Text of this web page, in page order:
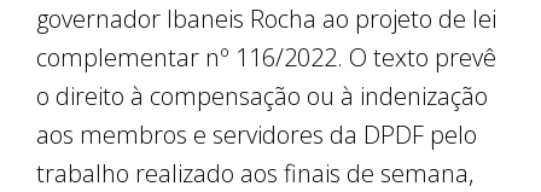
governador Ibaneis Rocha ao projeto de lei
complementar nº 116/2022. O texto prevê
o direito à compensação ou à indenização
aos membros e servidores da DPDF pelo
trabalho realizado aos finais de semana,